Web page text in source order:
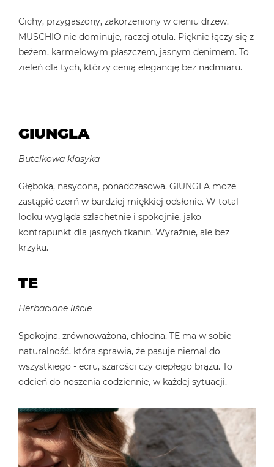
Cichy, przygaszony, zakorzeniony w cieniu drzew.
MUSCHIO nie dominuje, raczej otula. Pięknie łączy się z
beżem, karmelowym płaszczem, jasnym denimem. To
zieleń dla tych, którzy cenią elegancję bez nadmiaru.
GIUNGLA
Butelkowa klasyka
Głęboka, nasycona, ponadczasowa. GIUNGLA może
zastąpić czerń w bardziej miękkiej odsłonie. W total
looku wygląda szlachetnie i spokojnie, jako
kontrapunkt dla jasnych tkanin. Wyraźnie, ale bez
krzyku.
TE
Herbaciane liście
Spokojna, zrównoważona, chłodna. TE ma w sobie
naturalność, która sprawia, że pasuje niemal do
wszystkiego - ecru, szarości czy ciepłego brązu. To
odcień do noszenia codziennie, w każdej sytuacji.